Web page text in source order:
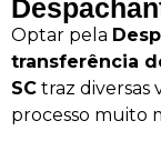
Optar pela
transferência
SC traz diversas
processo muito